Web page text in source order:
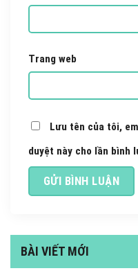
Trang web
Lưu tên của tôi,
duyệt này cho lần bình
BÀI VIẾT MỚI